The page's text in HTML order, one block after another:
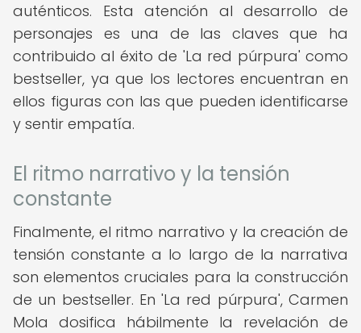
auténticos. Esta atención al desarrollo de
personajes es una de las claves que ha
contribuido al éxito de 'La red púrpura' como
bestseller, ya que los lectores encuentran en
ellos figuras con las que pueden identificarse
y sentir empatía.
El ritmo narrativo y la tensión
constante
Finalmente, el ritmo narrativo y la creación de
tensión constante a lo largo de la narrativa
son elementos cruciales para la construcción
de un bestseller. En 'La red púrpura', Carmen
Mola dosifica hábilmente la revelación de